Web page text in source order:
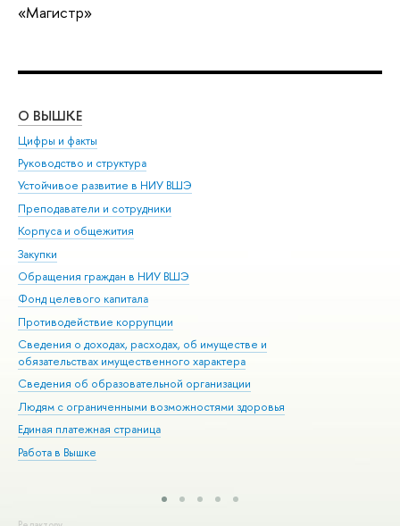
«Магистр»
О ВЫШКЕ
Цифры и факты
Руководство и структура
Устойчивое развитие в НИУ ВШЭ
Преподаватели и сотрудники
Корпуса и общежития
Закупки
Обращения граждан в НИУ ВШЭ
Фонд целевого капитала
Противодействие коррупции
Сведения о доходах, расходах, об имуществе и
обязательствах имущественного характера
Сведения об образовательной организации
Людям с ограниченными возможностями здоровья
Единая платежная страница
Работа в Вышке